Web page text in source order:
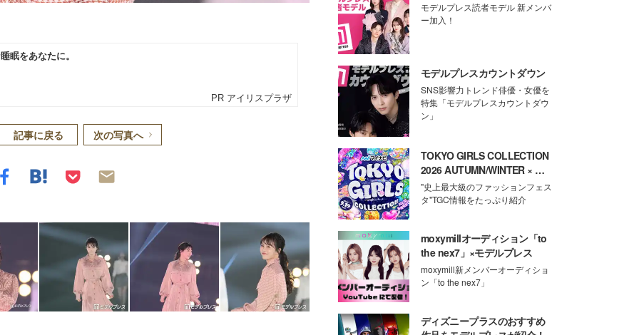
記事に戻る 次の写真へ
モデルプレス読者モデル 新メンバ
ー加入！
モデルプレスカウントダウン
SNS影響力トレンド俳優・女優を
特集「モデルプレスカウントダウ
ン」
TOKYO GIRLS COLLECTION
2026 AUTUMN/WINTER × モ
デルプレス
"史上最大級のファッションフェス
タ"TGC情報をたっぷり紹介
moxymillオーディション「to
the nex7」×モデルプレス
moxymill新メンバーオーディショ
ン「to the nex7」
ディズニープラスのおすすめ